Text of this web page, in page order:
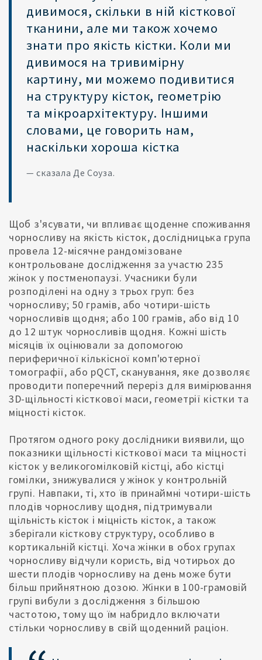
дивимося, скільки в ній кісткової
тканини, але ми також хочемо
знати про якість кістки. Коли ми
дивимося на тривимірну
картину, ми можемо подивитися
на структуру кісток, геометрію
та мікроархітектуру. Іншими
словами, це говорить нам,
наскільки хороша кістка
— сказала Де Соуза.
Щоб з'ясувати, чи впливає щоденне споживання
чорносливу на якість кісток, дослідницька група
провела 12-місячне рандомізоване
контрольоване дослідження за участю 235
жінок у постменопаузі. Учасники були
розподілені на одну з трьох груп: без
чорносливу; 50 грамів, або чотири-шість
чорносливів щодня; або 100 грамів, або від 10
до 12 штук чорносливів щодня. Кожні шість
місяців їх оцінювали за допомогою
периферичної кількісної комп'ютерної
томографії, або pQCT, сканування, яке дозволяє
проводити поперечний переріз для вимірювання
3D-щільності кісткової маси, геометрії кістки та
міцності кісток.
Протягом одного року дослідники виявили, що
показники щільності кісткової маси та міцності
кісток у великогомілковій кістці, або кістці
гомілки, знижувалися у жінок у контрольній
групі. Навпаки, ті, хто їв принаймні чотири-шість
плодів чорносливу щодня, підтримували
щільність кісток і міцність кісток, а також
зберігали кісткову структуру, особливо в
кортикальній кістці. Хоча жінки в обох групах
чорносливу відчули користь, від чотирьох до
шести плодів чорносливу на день може бути
більш прийнятною дозою. Жінки в 100-грамовій
групі вибули з дослідження з більшою
частотою, тому що їм набридло включати
стільки чорносливу в свій щоденний раціон.